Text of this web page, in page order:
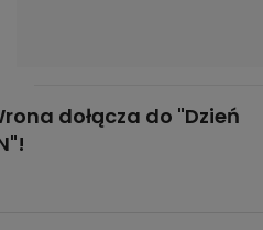
dołącza do "Dzień